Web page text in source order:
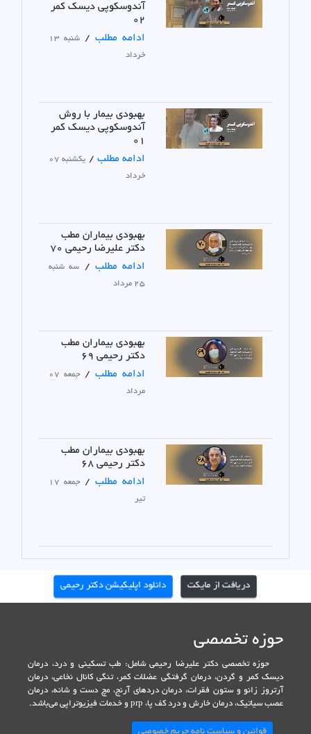
آندوسکوپی دیسک کمر
02
ادامه مطلب /
شنبه 13
خرداد
بهبودی بیمار با روش
آندوسکوپی دیسک کمر
01
ادامه مطلب /
یکشنبه 07
خرداد
بهبودی بیماران مطب
دکتر علیرضا رحیمی 70
ادامه مطلب /
سه شنبه
25 مرداد
بهبودی بیماران مطب
دکتر رحیمی 69
ادامه مطلب /
جمعه 07
مرداد
بهبودی بیماران مطب
دکتر رحیمی 68
ادامه مطلب /
جمعه 17
تیر
دانلود اپلیکیشن دکتر رحیمی دریافت از مایکت
حوزه تخصصی
حوزه تخصصی دکتر علیرضا رحیمی شامل: طب تسکینی و درد، درمان
دیسک کمر و گردن، درمان گرفتگی عضلات کمر، تنگی کانال نخاعی، درمان
آرتروز زانو و ستون فقرات، درمان دردهای آرنج، مچ دست و شانه، درمان
عصب سیاتیک، درمان خارش و درد کف پا، prp و خدمات فیزیوتراپی می‌باشد.
قوانین و سیاست نامه حریم خصوصی